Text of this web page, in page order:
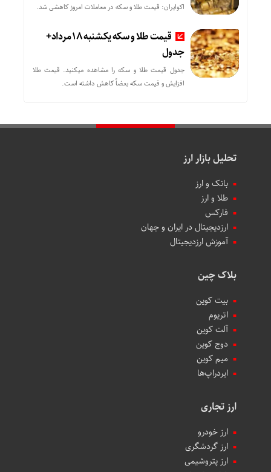
اکوایران: قیمت طلا و سکه در معاملات امروز کاهشی شد.
قیمت طلا و سکه یکشنبه 18 مرداد+
جدول
جدول قیمت طلا و سکه را مشاهده میکنید. قیمت‌ طلا
افزایش و قیمت سکه بعضاً کاهش داشته است.
تحلیل بازار ارز
بانک و ارز
طلا و ارز
فارکس
ارزدیجیتال در ایران و جهان
آموزش ارزدیجیتال
بلاک چین
بیت کوین
اتریوم
آلت کوین
دوج کوین
میم کوین‌
ایردراپ‌ها
ارز تجاری
ارز خودرو
ارز گردشگری
ارز پتروشیمی